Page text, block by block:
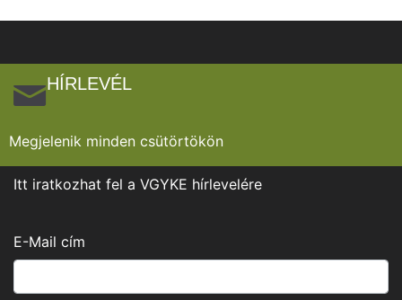
HÍRLEVÉL
Megjelenik minden csütörtökön
Itt iratkozhat fel a VGYKE hírlevelére
E-Mail cím